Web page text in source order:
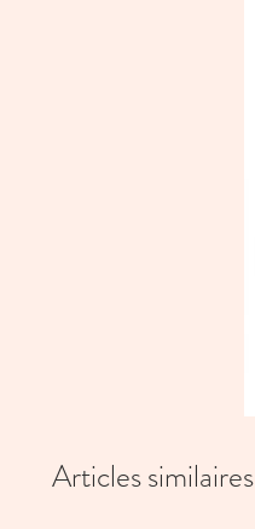
Articles similaires